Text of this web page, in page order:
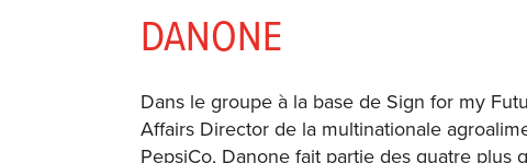
DANONE
Dans le groupe à la base de Sign for my
Affairs Director de la multinationale
PepsiCo, Danone fait partie des quatre plus